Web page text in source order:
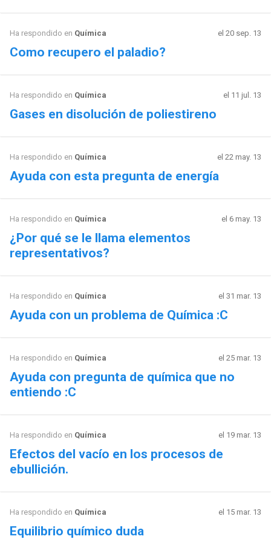
Ha respondido en Química el 20 sep. 13
Como recupero el paladio?
Ha respondido en Química el 11 jul. 13
Gases en disolución de poliestireno
Ha respondido en Química el 22 may. 13
Ayuda con esta pregunta de energía
Ha respondido en Química el 6 may. 13
¿Por qué se le llama elementos
representativos?
Ha respondido en Química el 31 mar. 13
Ayuda con un problema de Química :C
Ha respondido en Química el 25 mar. 13
Ayuda con pregunta de química que no
entiendo :C
Ha respondido en Química el 19 mar. 13
Efectos del vacío en los procesos de
ebullición.
Ha respondido en Química el 15 mar. 13
Equilibrio químico duda